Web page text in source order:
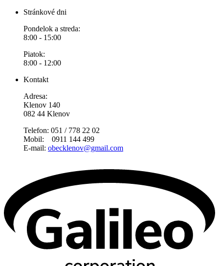
Stránkové dni
Pondelok a streda:
8:00 - 15:00
Piatok:
8:00 - 12:00
Kontakt
Adresa:
Klenov 140
082 44 Klenov
Telefon: 051 / 778 22 02
Mobil: 0911 144 499
E-mail: obecklenov@gmail.com